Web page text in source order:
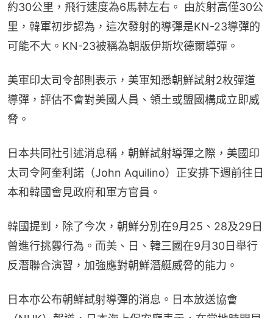
約30公里，飛行速度為6馬赫左右。 由於射高僅30公
里，韓軍初步認為，這次發射的導彈是KN-23導彈的
可能不大。KN-23被稱為朝版伊斯坎德爾導彈。
美軍印太司令部則表示，美軍知悉朝鮮試射2枚彈道
導彈，評估不會對美國人員、領土或盟國構成立即威
脅。
日本共同社引述消息稱，朝鮮試射導彈之際，美國印
太司令阿奎利諾（John Aquilino）正安排下週前往日
本和韓國會見政府和軍方官員。
韓國提到，除了今次，朝鮮分別在9月25、28及29日
曾進行挑釁行為。而美、日、韓三國在9月30日舉行
反潛聯合演習，加強應對朝鮮潛艇威脅的能力。
日本亦公布朝鮮試射導彈的消息。日本放送協會